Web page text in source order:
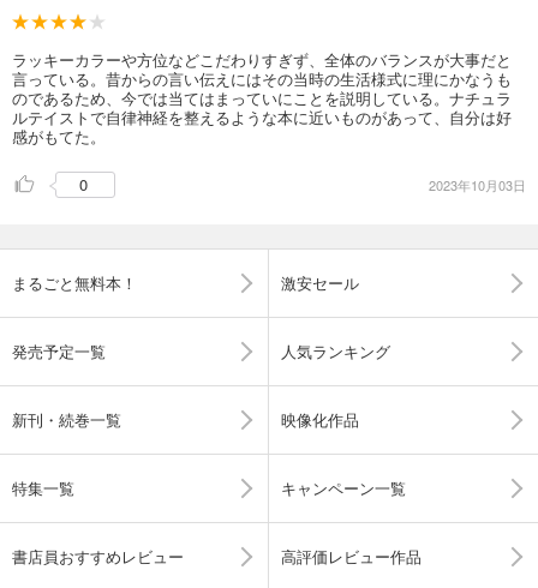
ラッキーカラーや方位などこだわりすぎず、全体のバランスが大事だと
言っている。昔からの言い伝えにはその当時の生活様式に理にかなうも
のであるため、今では当てはまっていにことを説明している。ナチュラ
ルテイストで自律神経を整えるような本に近いものがあって、自分は好
感がもてた。
0 2023年10月03日
まるごと無料本！ 激安セール
発売予定一覧 人気ランキング
新刊・続巻一覧 映像化作品
特集一覧 キャンペーン一覧
書店員おすすめレビュー 高評価レビュー作品